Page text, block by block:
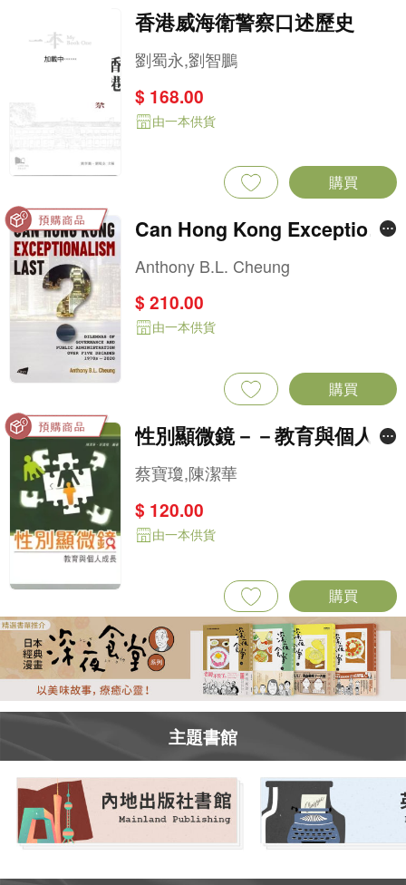
香港威海衛警察口述歷史
劉蜀永,劉智鵬
$ 168.00
由一本供貨
購買
Can Hong Kong Exceptional
ism Last?: Dilemmas of Gov
ernance and Public Adminis
tration over Five Decades, 1
970s–2020
Anthony B.L. Cheung
$ 210.00
由一本供貨
購買
性別顯微鏡－－教育與個人成
長
蔡寶瓊,陳潔華
$ 120.00
由一本供貨
購買
主題書館